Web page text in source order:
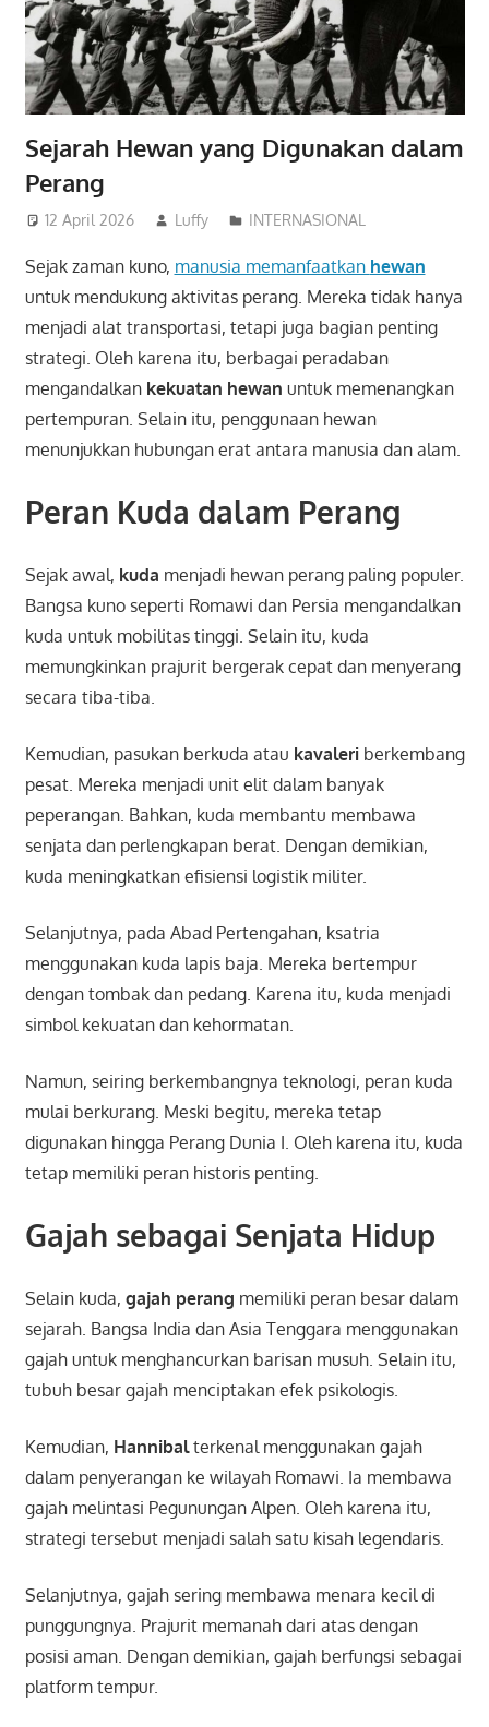
Sejarah Hewan yang Digunakan dalam
Perang
12 April 2026 Luffy INTERNASIONAL
Sejak zaman kuno, manusia memanfaatkan hewan
untuk mendukung aktivitas perang. Mereka tidak hanya
menjadi alat transportasi, tetapi juga bagian penting
strategi. Oleh karena itu, berbagai peradaban
mengandalkan kekuatan hewan untuk memenangkan
pertempuran. Selain itu, penggunaan hewan
menunjukkan hubungan erat antara manusia dan alam.
Peran Kuda dalam Perang
Sejak awal, kuda menjadi hewan perang paling populer.
Bangsa kuno seperti Romawi dan Persia mengandalkan
kuda untuk mobilitas tinggi. Selain itu, kuda
memungkinkan prajurit bergerak cepat dan menyerang
secara tiba-tiba.
Kemudian, pasukan berkuda atau kavaleriberkembang
pesat. Mereka menjadi unit elit dalam banyak
peperangan. Bahkan, kuda membantu membawa
senjata dan perlengkapan berat. Dengan demikian,
kuda meningkatkan efisiensi logistik militer.
Selanjutnya, pada Abad Pertengahan, ksatria
menggunakan kuda lapis baja. Mereka bertempur
dengan tombak dan pedang. Karena itu, kuda menjadi
simbol kekuatan dan kehormatan.
Namun, seiring berkembangnya teknologi, peran kuda
mulai berkurang. Meski begitu, mereka tetap
digunakan hingga Perang Dunia I. Oleh karena itu, kuda
tetap memiliki peran historis penting.
Gajah sebagai Senjata Hidup
Selain kuda, gajah perang memiliki peran besar dalam
sejarah. Bangsa India dan Asia Tenggara menggunakan
gajah untuk menghancurkan barisan musuh. Selain itu,
tubuh besar gajah menciptakan efek psikologis.
Kemudian, Hannibalterkenal menggunakan gajah
dalam penyerangan ke wilayah Romawi. Ia membawa
gajah melintasi Pegunungan Alpen. Oleh karena itu,
strategi tersebut menjadi salah satu kisah legendaris.
Selanjutnya, gajah sering membawa menara kecil di
punggungnya. Prajurit memanah dari atas dengan
posisi aman. Dengan demikian, gajah berfungsi sebagai
platform tempur.